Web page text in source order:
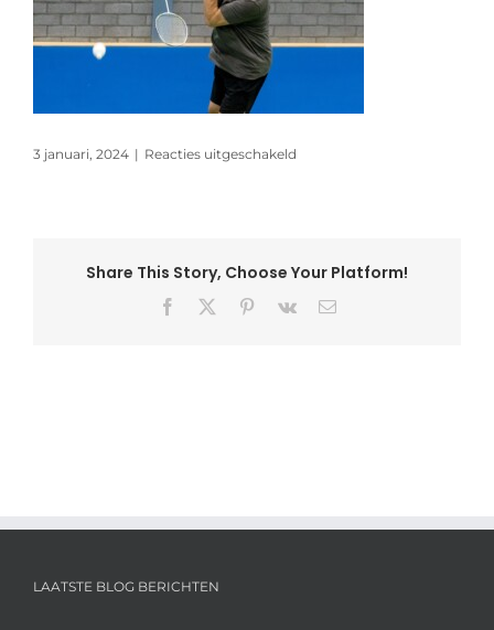
3 januari, 2024 | Reacties uitgeschakeld
Share This Story, Choose Your Platform!
Facebook Pinterest
Vk
E-
LAATSTE BLOG BERICHTEN